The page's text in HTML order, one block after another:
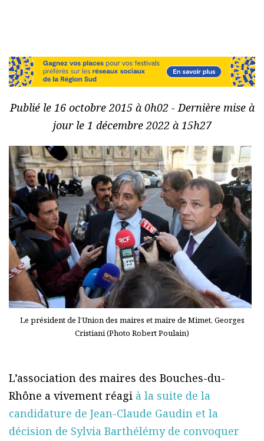
Publié le 16 octobre 2015 à 0h02 - Dernière mise à
jour le 1 décembre 2022 à 15h27
Le président de l’Union des maires et maire de Mimet, Georges
Cristiani (Photo Robert Poulain)
L’association des maires des Bouches-du-
Rhône a vivement réagi à la suite de la
candidature de Jean-Claude Gaudin et la
décision de Sylvia Barthélémy de convoquer